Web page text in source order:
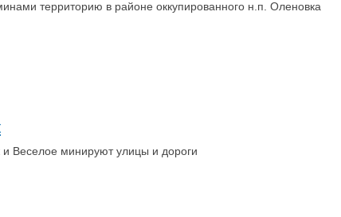
территорию в районе оккупированного н.п. Оленовка
и Веселое минируют улицы и дороги